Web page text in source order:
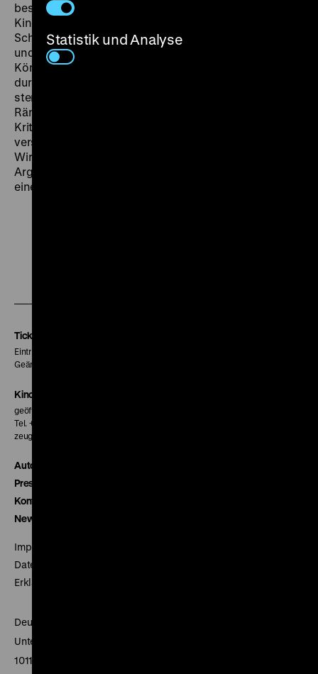
beschränkt sich auf das Nötigste in ihrer Fürsorge. Die
Kinder kümmern sich um Ziegen, Schafe und
Schweine, waschen Kartoffeln, sammeln Feuerholz
und Dung. Yingying, die älteste Schwester, wird zur
Königin dieser unwirtlichen Welt. Sie fesselt den Blick
durch ihr ganz eigenes Feuer, das sich gegen die Kälte
stemmt. Was die Handkamera hier von den äußersten
Rändern der Gesellschaft einfängt, darf als offene
Kritik an der Illusion des Wirtschaftsbooms Chinas
verstanden werden. Wang Bing zeigt einmal mehr die
Wirklichkeit dessen, was man sonst nur als politisches
Argument wahrnimmt. Mehr noch ist
eine Lektion in filmischer Empathie und Offenheit. (ph)
Tickets
Eintritt 5 €
Geänderte Preise sind im Programm vermerkt.
Kinokasse
geöffnet 30 Minuten vor Beginn der ersten Vorstellung
Tel. + 49 30 20304-770
zeughauskino@dhm.de
Autor*innen
Presse
Kontakt
Newsletter
Impressum
Datenschutz
Erklärung digitale Barrierefreiheit
Deutsches Historisches Museum
Unter den Linden 2
10117 Berlin
Statistik und Analyse